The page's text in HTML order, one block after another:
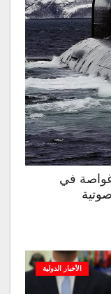
غواصة في
الأخبار الدولية